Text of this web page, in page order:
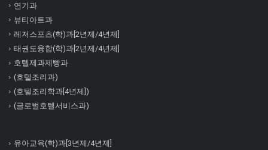
연기과
뷰티아트과
레저스포츠(학)과[2년제/4년제]
태권도융합(학)과[2년제/4년제]
호텔제과제빵과
(호텔조리과)
(호텔조리학과[4년제])
(글로벌호텔서비스과)
유아교육(학)과[3년제/4년제]